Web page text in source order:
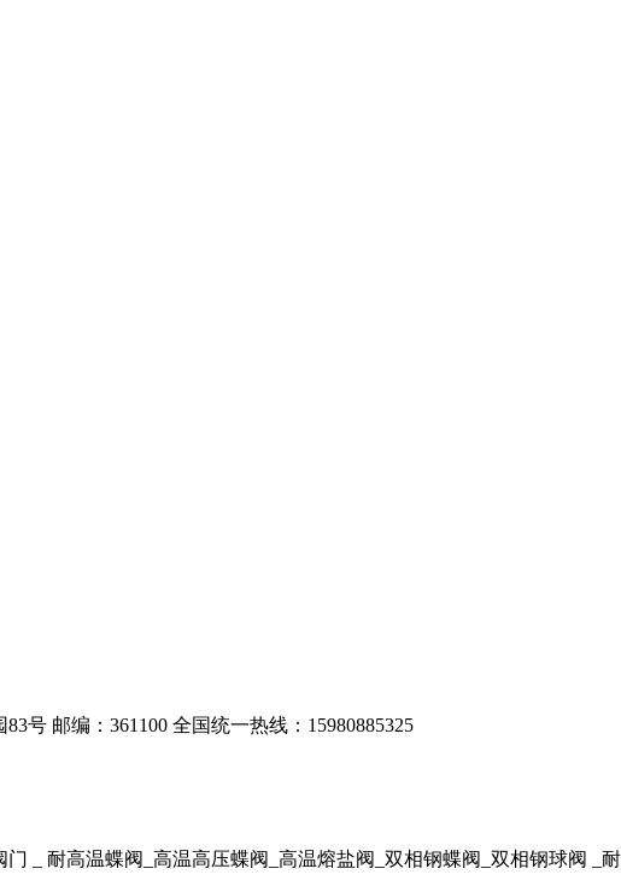
83号 邮编：361100 全国统一热线：15980885325
_ 耐高温蝶阀_高温高压蝶阀_高温熔盐阀_双相钢蝶阀 _双相钢球阀 _